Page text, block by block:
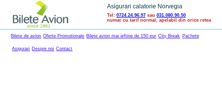
Asigurari calatorie Norvegia
Tel: 0724.24.96.97sau 031.080.90.50
numar cu tarif normal, apelabil din orice retea
Bilete de avion Oferte Promotionale Bilete avion mai ieftine de 150 eur City Break Pachete
Asigurari Despre noi Contact